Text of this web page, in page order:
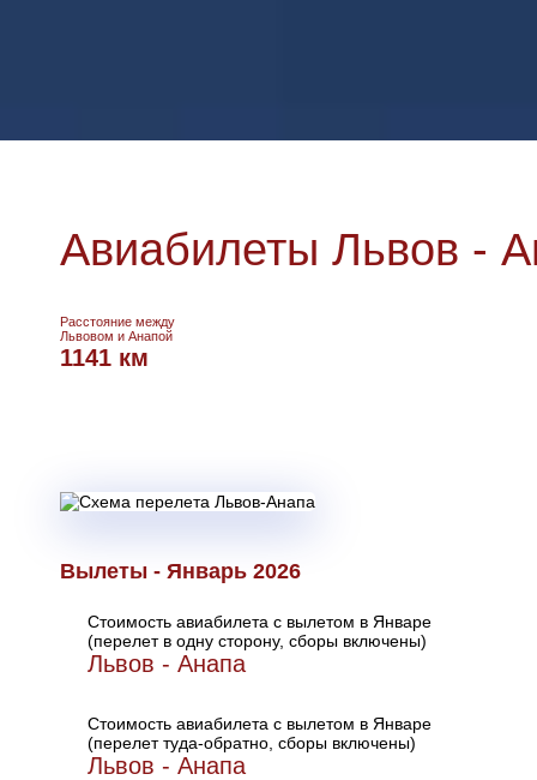
Авиабилеты Львов -
Расстояние между
Львовом и Анапой
1141 км
Вылеты - Январь 2026
Стоимость авиабилета с вылетом в Январе
(перелет в одну сторону, сборы включены)
Львов - Анапа
Стоимость авиабилета с вылетом в Январе
(перелет туда-обратно, сборы включены)
Львов - Анапа